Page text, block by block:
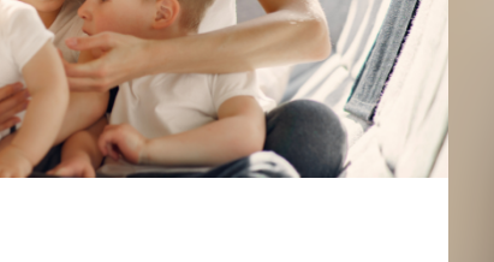
お問い合わせ
個人情報保護法について
運営会社
採用情報
みのリアル～
【9/30開催】AIで何でもできる時代に、
なぜ「DX人財」というキャリアが求めら
れるのか